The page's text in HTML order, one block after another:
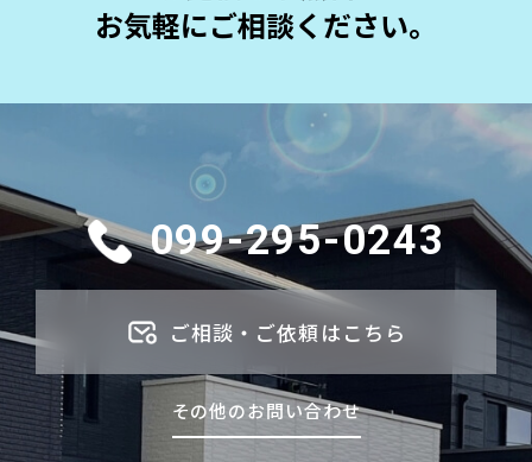
お気軽にご相談ください。
099-295-0243
ご相談・ご依頼はこちら
その他のお問い合わせ